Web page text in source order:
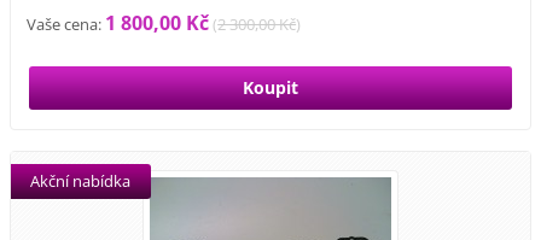
Vaše cena: 1 800,00 Kč(2 300,00 Kč)
Akční nabídka